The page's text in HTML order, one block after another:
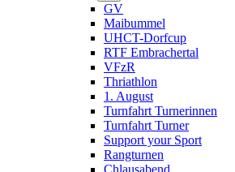
GV
Maibummel
UHCT-Dorfcup
RTF Embrachertal
VFzR
Thriathlon
1. August
Turnfahrt Turnerinnen
Turnfahrt Turner
Support your Sport
Rangturnen
Chlausabend